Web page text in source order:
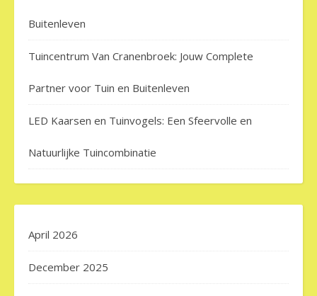
Buitenleven
Tuincentrum Van Cranenbroek: Jouw Complete
Partner voor Tuin en Buitenleven
LED Kaarsen en Tuinvogels: Een Sfeervolle en
Natuurlijke Tuincombinatie
April 2026
December 2025